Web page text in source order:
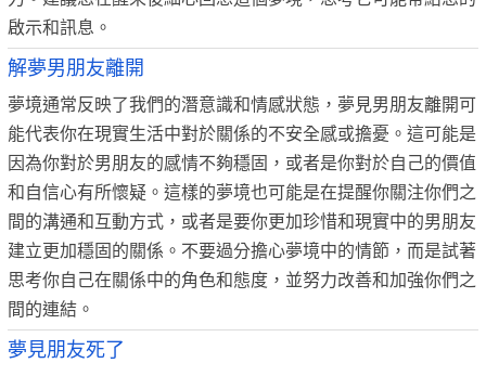
啟示和訊息。
解夢男朋友離開
夢境通常反映了我們的潛意識和情感狀態，夢見男朋友離開可
能代表你在現實生活中對於關係的不安全感或擔憂。這可能是
因為你對於男朋友的感情不夠穩固，或者是你對於自己的價值
和自信心有所懷疑。這樣的夢境也可能是在提醒你關注你們之
間的溝通和互動方式，或者是要你更加珍惜和現實中的男朋友
建立更加穩固的關係。不要過分擔心夢境中的情節，而是試著
思考你自己在關係中的角色和態度，並努力改善和加強你們之
間的連結。
夢見朋友死了